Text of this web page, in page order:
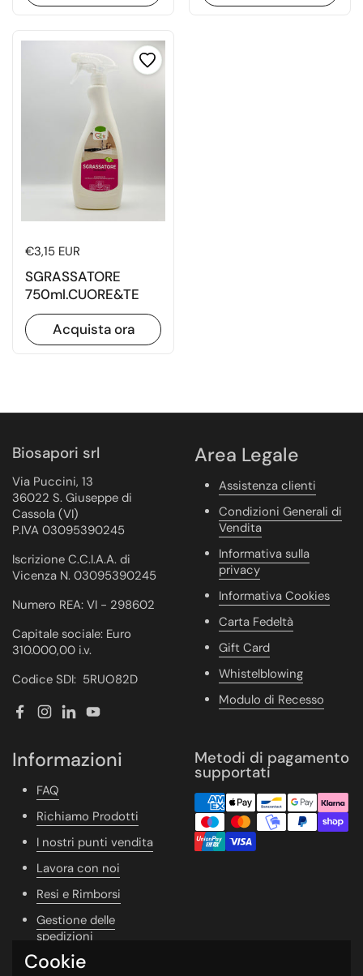
Prezzo di listino
€3,15 EUR
SGRASSATORE
750ml.CUORE&TE
Acquista ora
Biosapori srl
Via Puccini, 13
36022 S. Giuseppe di
Cassola (VI)
P.IVA 03095390245
Iscrizione C.C.I.A.A. di
Vicenza N. 03095390245
Numero REA: VI - 298602
Capitale sociale: Euro
310.000,00 i.v.
Codice SDI: 5RUO82D
Facebook
Instagram
LinkedInYouTube
Area Legale
Assistenza clienti
Condizioni Generali di
Vendita
Informativa sulla
privacy
Informativa Cookies
Carta Fedeltà
Gift Card
Whistelblowing
Modulo di Recesso
Informazioni
FAQ
Richiamo Prodotti
I nostri punti vendita
Lavora con noi
Resi e Rimborsi
Gestione delle
spedizioni
Vivere Naturale
Metodi di pagamento
supportati
Cookie